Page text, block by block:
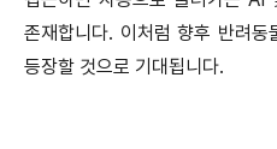
존재합니다. 이처럼 향후 반려동
등장할 것으로 기대됩니다.